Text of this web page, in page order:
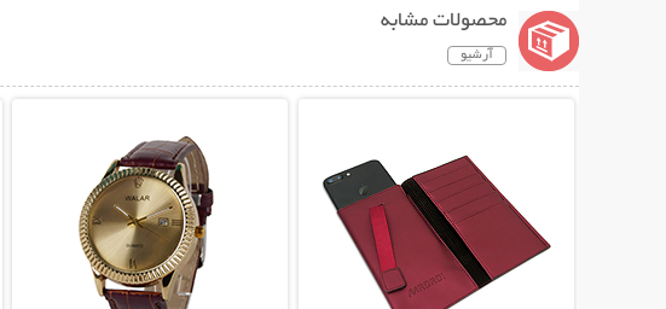
محصولات مشابه
آرشیو